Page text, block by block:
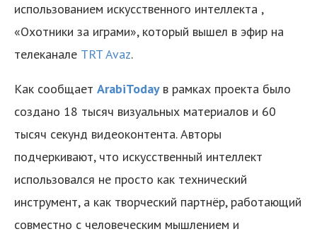
использованием искусственного интеллекта ,
«Охотники за играми», который вышел в эфир на
телеканале TRT Avaz.
Как сообщает ArabiToday в рамках проекта было
создано 18 тысяч визуальных материалов и 60
тысяч секунд видеоконтента. Авторы
подчеркивают, что искусственный интеллект
использовался не просто как технический
инструмент, а как творческий партнёр, работающий
совместно с человеческим мышлением и